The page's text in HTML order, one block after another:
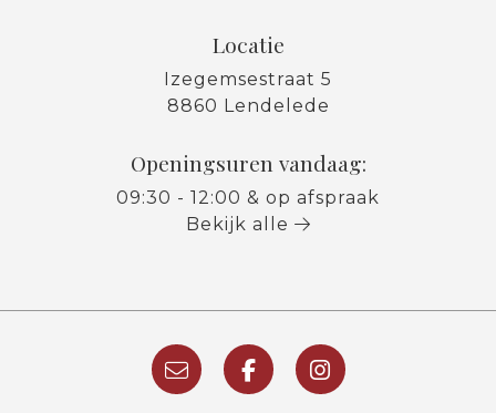
Locatie
Izegemsestraat 5
8860 Lendelede
Openingsuren vandaag:
09:30 - 12:00 & op afspraak
Bekijk alle